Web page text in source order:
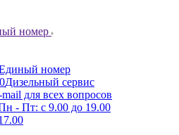
номер
номер
Дизельный сервис
mail для всех вопросов
- Пт: с 9.00 до 19.00